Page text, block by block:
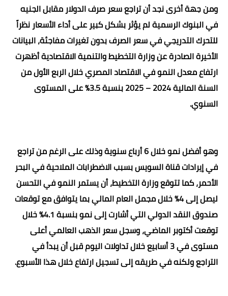
ومن جهة أخرى نجد أن تراجع سعر صرف الدولار مقابل الجنيه
في البنوك الرسمية لم يؤثر بشكل كبير على أداء الأسعار نظراً
للتحرك التدريجي في سعر الصرف بدون تغيرات مفاجئة، البيانات
الأخيرة الصادرة عن وزارة التخطيط والتنمية الاقتصادية أظهرت
ارتفاع معدل النمو في الاقتصاد المصري خلال الربع الأول من
السنة المالية 2024 – 2025 بنسبة 3.5% على المستوى
السنوي.
وهو أفضل نمو خلال 6 أرباع سنوية وذلك على الرغم من تراجع
في إيرادات قناة السويس بسبب الاضطرابات الملاحية في البحر
الأحمر، كما تتوقع وزارة التخطيط، أن يستمر النمو في التحسن
ليصل إلى 4% خلال مجمل العام المالي بما يتوافق مع توقعات
صندوق النقد الدولي التي أشارت إلى نمو بنسبة 4.1% خلال
توقعت أكتوبر الماضي، وسجل سعر الذهب العالمي أعلى
مستوى في 3 أسابيع خلال تداولات اليوم قبل أن يبدأ في
التراجع ولكنه في طريقه إلى تسجيل ارتفاع خلال هذا الأسبوع.